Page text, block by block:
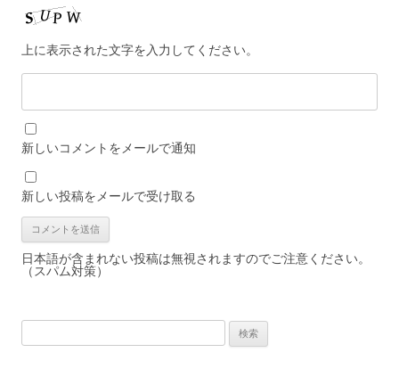
上に表示された文字を入力してください。
新しいコメントをメールで通知
新しい投稿をメールで受け取る
日本語が含まれない投稿は無視されますのでご注意ください。
（スパム対策）